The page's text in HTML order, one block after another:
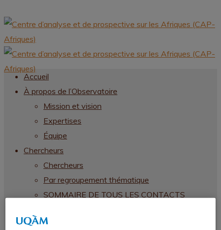
Accueil
À propos de l’Observatoire
Mission et vision
Expertises
Équipe
Chercheurs
Chercheurs
Par regroupement thématique
SOMMAIRE DE TOUS LES CONTACTS
Publications